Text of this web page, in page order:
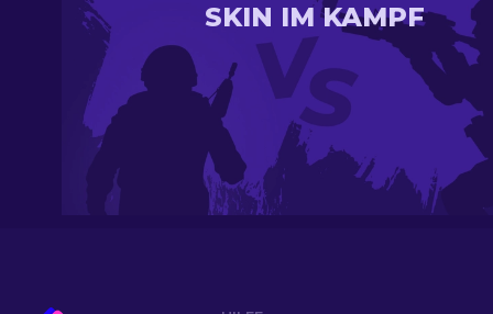
SKIN IM KAMPF